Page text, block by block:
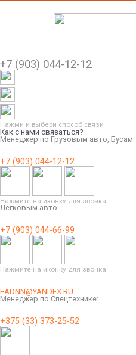
+7 (903) 044-12-12
Нажми и выбери способ связи
Как с нами связаться?
Менеджер по Грузовым авто, Бусам:
+7 (903) 044-12-12
Нажмите на иконку для звонка
Легковым авто:
+7 (903) 044-66-99
Нажмите на иконку для звонка
EADNN@YANDEX.RU
Менеджер по Спецтехнике:
+375 (33) 373-25-52